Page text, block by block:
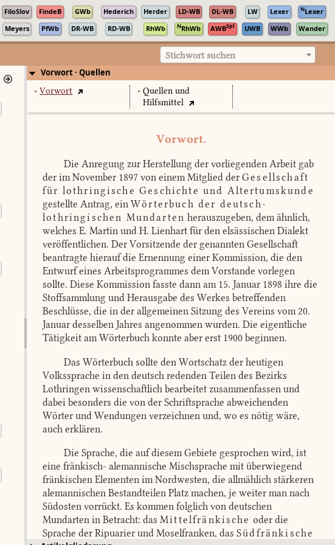
FiloSlov FindeB GWb Hederich Herder LD-WB DL-WB LW Lexer NLexer
Meyers PfWb DR-WB RD-WB RhWb NRhWb AWBSpl UWB WWb Wander
Stichwort suchen
Vorwort · Quellen
• Vorwort • Quellen und
Hilfsmittel
Vorwort.
Die Anregung zur Herstellung der vorliegenden Arbeit gab
der im November 1897 von einem Mitglied der Gesellschaft
für lothringische Geschichte und Altertumskunde
gestellte Antrag, ein Wörterbuch der deutsch-
lothringischen Mundarten herauszugeben, dem ähnlich,
welches E. Martin und H. Lienhart für den elsässischen Dialekt
veröffentlichen. Der Vorsitzende der genannten Gesellschaft
beantragte hierauf die Ernennung einer Kommission, die den
Entwurf eines Arbeitsprogrammes dem Vorstande vorlegen
sollte. Diese Kommission fasste dann am 15. Januar 1898 ihre die
Stoffsammlung und Herausgabe des Werkes betreffenden
Beschlüsse, die in der allgemeinen Sitzung des Vereins vom 20.
Januar desselben Jahres angenommen wurden. Die eigentliche
Tätigkeit am Wörterbuch konnte aber erst 1900 beginnen.
Das Wörterbuch sollte den Wortschatz der heutigen
Volkssprache in den deutsch redenden Teilen des Bezirks
Lothringen wissenschaftlich bearbeitet zusammenfassen und
dabei besonders die von der Schriftsprache abweichenden
Wörter und Wendungen verzeichnen und, wo es nötig wäre,
auch erklären.
Die Sprache, die auf diesem Gebiete gesprochen wird, ist
eine fränkisch- alemannische Mischsprache mit überwiegend
fränkischen Elementen im Nordwesten, die allmählich stärkeren
alemannischen Bestandteilen Platz machen, je weiter man nach
Südosten vorrückt. Es kommen folglich von deutschen
Mundarten in Betracht: das Mittelfränkische oder die
Sprache der Ripuarier und Moselfranken, das Südfränkische